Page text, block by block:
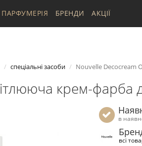
ПАРФУМЕРІЯ БРЕНДИ АКЦІЇ
спеціальні засоби Nouvelle Decocream
крем-фарба
в
всі